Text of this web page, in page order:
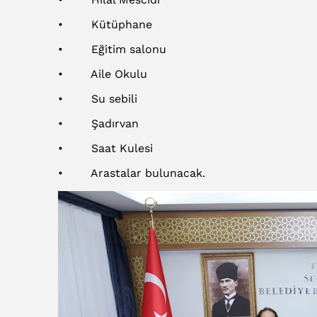
• Kütüphane
• Eğitim salonu
• Aile Okulu
• Su sebili
• Şadırvan
• Saat Kulesi
• Arastalar bulunacak.